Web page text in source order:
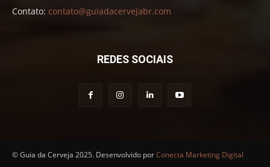
Contato: contato@guiadacervejabr.com
REDES SOCIAIS
© Guia da Cerveja 2025. Desenvolvido porConecta Marketing Digital